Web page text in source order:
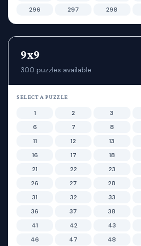
296
297 298
9x9
300 puzzles available
SELECT A PUZZLE
1 2 3
6
7 8
11
12 13
16
17 18
21
22 23
26
27 28
31
32 33
36
37 38
41
42 43
46
47 48